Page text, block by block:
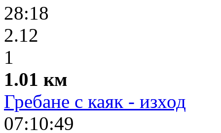
28:18
2.12
1
1.01 км
Гребане с каяк - изход
07:10:49